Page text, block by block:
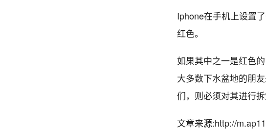
Iphone在手机上设置
红色。
如果其中之一是红色
大多数下水盆地的朋
们，则必须对其进行
文章来源:http://